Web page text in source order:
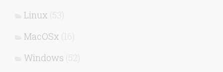
Linux (53)
MacOSx (16)
Windows (52)